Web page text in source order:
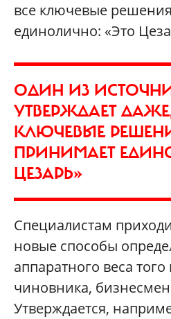
все ключевые
единолично: «Это
ОДИН ИЗ
УТВЕРЖДАЕТ
КЛЮЧЕВЫЕ
ПРИНИМАЕТ
ЦЕЗАРЬ»
Специалистам
новые способы
аппаратного веса
чиновника,
Утверждается,